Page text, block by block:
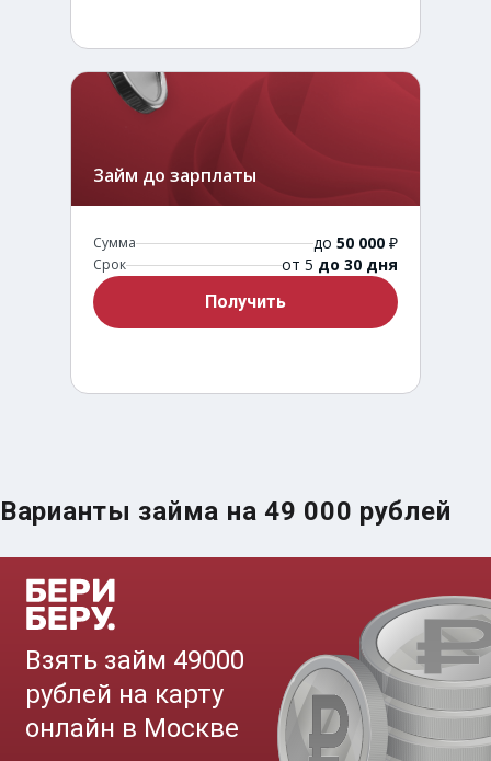
Займ до зарплаты
Сумма до 50 000 ₽
Срок от 5 до 30 дня
Получить
Срочный займ за 15 минут
Сумма
Срок
до 30 дня
Получить
Варианты займа на 49 000 рублей